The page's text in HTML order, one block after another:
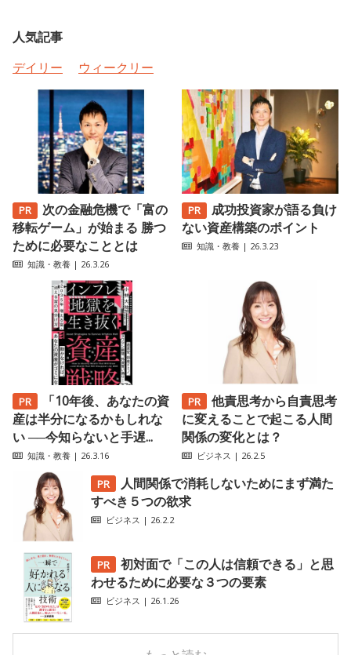
人気記事
デイリー
ウィークリー
次の金融危機で「富の
移転ゲーム」が始まる 勝つ
ために必要なこととは
知識・教養 | 26.3.26
成功投資家が語る負け
ない資産構築のポイント
知識・教養 | 26.3.23
「10年後、あなたの資
産は半分になるかもしれな
い ──今知らないと手遅...
知識・教養 | 26.3.16
他責思考から自責思考
に変えることで起こる人間
関係の変化とは？
ビジネス | 26.2.5
人間関係で消耗しないためにまず満た
すべき５つの欲求
ビジネス | 26.2.2
初対面で「この人は信頼できる」と思
わせるために必要な３つの要素
ビジネス | 26.1.26